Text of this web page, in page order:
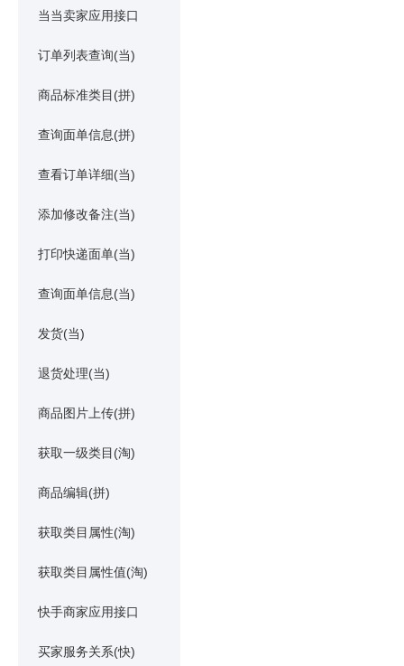
当当卖家应用接口
订单列表查询(当)
商品标准类目(拼)
查询面单信息(拼)
查看订单详细(当)
添加修改备注(当)
打印快递面单(当)
查询面单信息(当)
发货(当)
退货处理(当)
商品图片上传(拼)
获取一级类目(淘)
商品编辑(拼)
获取类目属性(淘)
获取类目属性值(淘)
快手商家应用接口
买家服务关系(快)